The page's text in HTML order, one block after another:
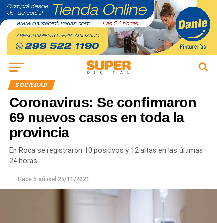
SOCIEDAD
Coronavirus: Se confirmaron
69 nuevos casos en toda la
provincia
En Roca se registraron 10 positivos y 12 altas en las últimas
24 horas.
Hace 5 añosel 25/11/2021